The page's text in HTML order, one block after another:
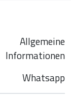
Allgemeine
Informationen
Whatsapp